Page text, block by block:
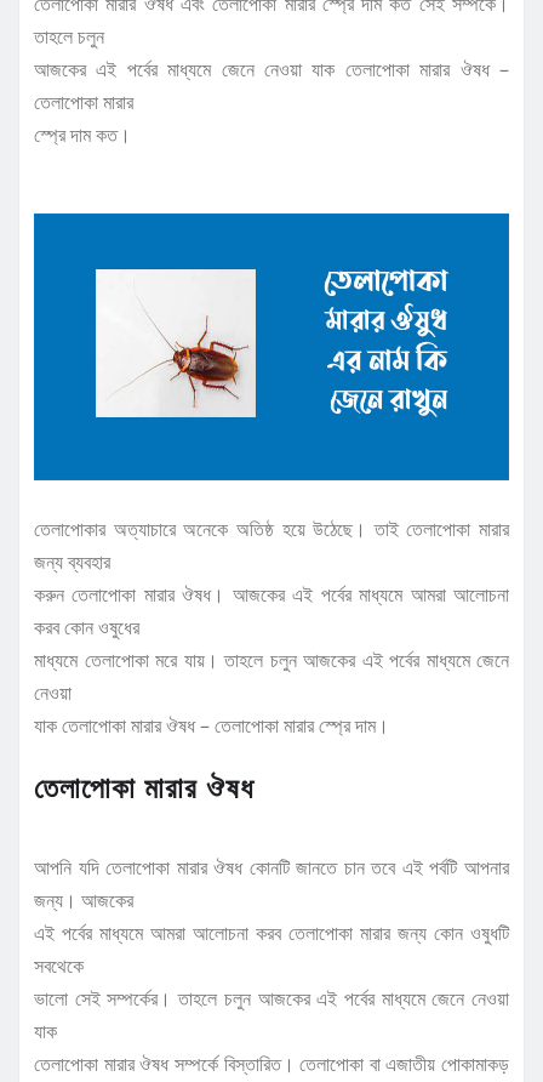
তাহলে চলুন
আজকের এই পর্বের মাধ্যমে জেনে নেওয়া যাক তেলাপোকা মারার ঔষধ –
তেলাপোকা মারার
স্প্রে দাম কত।
তেলাপোকার অত্যাচারে অনেকে অতিষ্ঠ হয়ে উঠেছে। তাই তেলাপোকা মারার
জন্য ব্যবহার
করুন তেলাপোকা মারার ঔষধ। আজকের এই পর্বের মাধ্যমে আমরা আলোচনা
করব কোন ওষুধের
মাধ্যমে তেলাপোকা মরে যায়। তাহলে চলুন আজকের এই পর্বের মাধ্যমে জেনে
নেওয়া
যাক তেলাপোকা মারার ঔষধ – তেলাপোকা মারার স্প্রে দাম।
তেলাপোকা মারার ঔষধ
আপনি যদি তেলাপোকা মারার ঔষধ কোনটি জানতে চান তবে এই পর্বটি আপনার
জন্য। আজকের
এই পর্বের মাধ্যমে আমরা আলোচনা করব তেলাপোকা মারার জন্য কোন ওষুধটি
সবথেকে
ভালো সেই সম্পর্কের। তাহলে চলুন আজকের এই পর্বের মাধ্যমে জেনে নেওয়া
যাক
তেলাপোকা মারার ঔষধ সম্পর্কে বিস্তারিত। তেলাপোকা বা এজাতীয় পোকামাকড়